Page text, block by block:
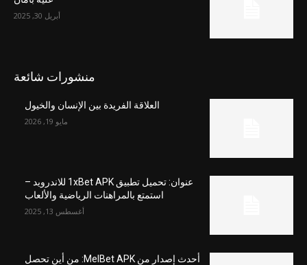
أبريل 30, 2025
منشورات شائعة
العلاقة الفريدة بين الإنسان والخيول
مايو 19, 2026
عنوان: تحميل تطبيق 1xBet APK للاندرويد –
استمتع بالمراهنات الرياضية والألعاب
أغسطس 13, 2025
أحدث إصدار من MelBet APK: من أين تحصل